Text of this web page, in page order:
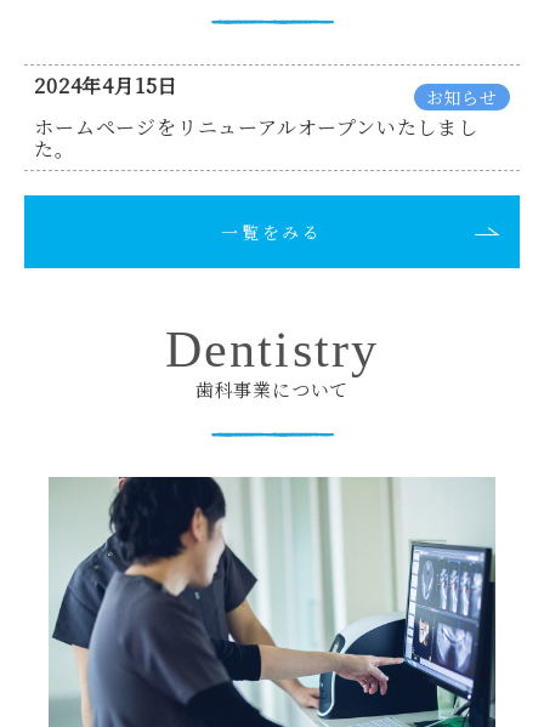
2024年4月15日 お知らせ
ホームページをリニューアルオープンいたしまし
た。
一覧をみる
Dentistry
歯科事業について